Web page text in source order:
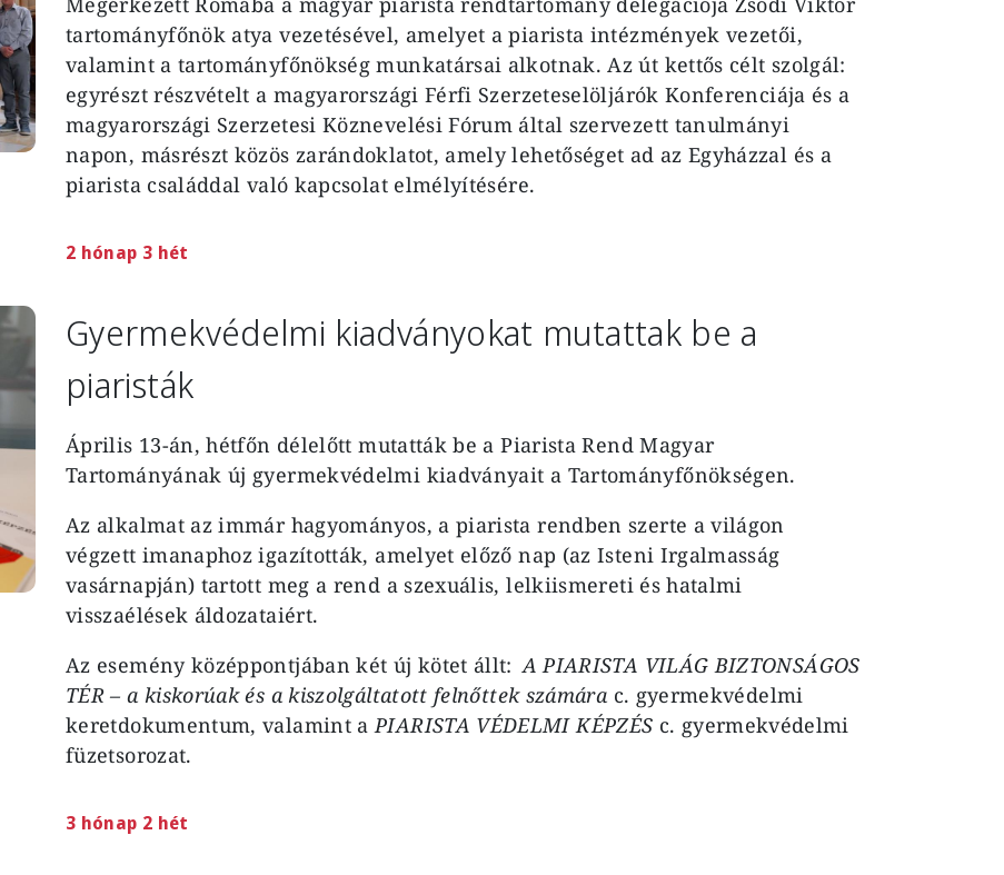
tartományfőnök atya vezetésével, amelyet a piarista intézmények vezetői,
valamint a tartományfőnökség munkatársai alkotnak. Az út kettős célt szolgál:
egyrészt részvételt a magyarországi Férfi Szerzeteselöljárók Konferenciája és a
magyarországi Szerzetesi Köznevelési Fórum által szervezett tanulmányi
napon, másrészt közös zarándoklatot, amely lehetőséget ad az Egyházzal és a
piarista családdal való kapcsolat elmélyítésére.
2 hónap 3 hét
Gyermekvédelmi kiadványokat mutattak be a
piaristák
Április 13-án, hétfőn délelőtt mutatták be a Piarista Rend Magyar
Tartományának új gyermekvédelmi kiadványait a Tartományfőnökségen.
Az alkalmat az immár hagyományos, a piarista rendben szerte a világon
végzett imanaphoz igazították, amelyet előző nap (az Isteni Irgalmasság
vasárnapján) tartott meg a rend a szexuális, lelkiismereti és hatalmi
visszaélések áldozataiért.
Az esemény középpontjában két új kötet állt: A PIARISTA VILÁG BIZTONSÁGOS
TÉR – a kiskorúak és a kiszolgáltatott felnőttek számára c. gyermekvédelmi
keretdokumentum, valamint aPIARISTA VÉDELMI KÉPZÉS c. gyermekvédelmi
füzetsorozat.
3 hónap 2 hét